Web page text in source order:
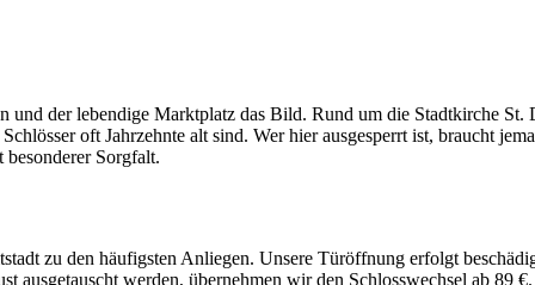
der lebendige Marktplatz das Bild. Rund um die Stadtkirche St.
oft Jahrzehnte alt sind. Wer hier ausgesperrt ist, braucht
Sorgfalt.
zu den häufigsten Anliegen. Unsere Türöffnung erfolgt
werden, übernehmen wir den Schlosswechsel ab 89